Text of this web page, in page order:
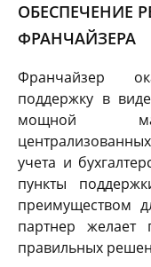
ОБЕСПЕЧЕНИЕ
ФРАНЧАЙЗЕРА
Франчайзер
поддержку в
мощной
учета и
пункты
преимуществом
партнер
правильных